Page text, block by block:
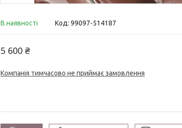
В наявності Код: 99097-514187
5 600 ₴
Компанія тимчасово не приймає замовлення